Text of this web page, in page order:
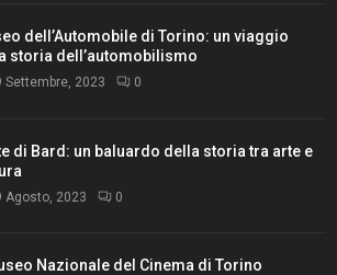
dell’Automobile di Torino: un viaggio
storia dell’automobilismo
Settembre, 2023 0
di Bard: un baluardo della storia tra arte e
Agosto, 2023 0
Nazionale del Cinema di Torino